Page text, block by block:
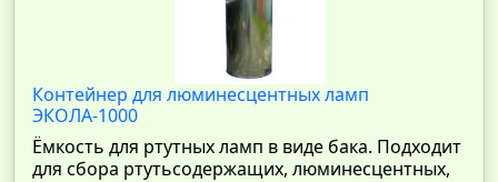
Контейнер для люминесцентных ламп
ЭКОЛА-1000
Ёмкость для ртутных ламп в виде бака. Подходит
для сбора ртутьсодержащих, люминесцентных,